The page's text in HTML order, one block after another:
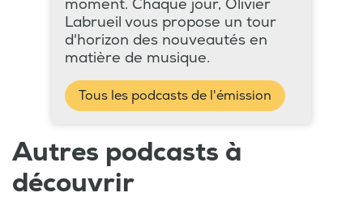
moment. Chaque jour, Olivier
Labrueil vous propose un tour
d'horizon des nouveautés en
matière de musique.
Tous les podcasts de l'émission
Autres podcasts à
découvrir